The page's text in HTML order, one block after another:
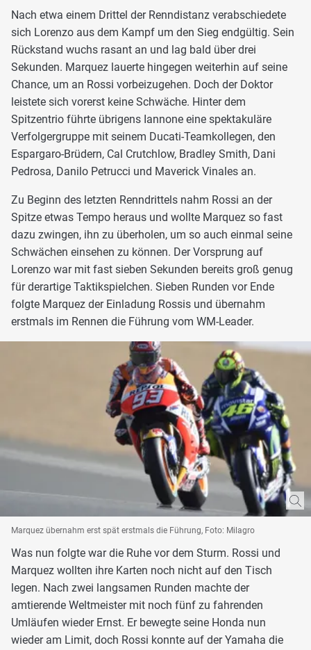
Nach etwa einem Drittel der Renndistanz verabschiedete
sich Lorenzo aus dem Kampf um den Sieg endgültig. Sein
Rückstand wuchs rasant an und lag bald über drei
Sekunden. Marquez lauerte hingegen weiterhin auf seine
Chance, um an Rossi vorbeizugehen. Doch der Doktor
leistete sich vorerst keine Schwäche. Hinter dem
Spitzentrio führte übrigens Iannone eine spektakuläre
Verfolgergruppe mit seinem Ducati-Teamkollegen, den
Espargaro-Brüdern, Cal Crutchlow, Bradley Smith, Dani
Pedrosa, Danilo Petrucci und Maverick Vinales an.
Zu Beginn des letzten Renndrittels nahm Rossi an der
Spitze etwas Tempo heraus und wollte Marquez so fast
dazu zwingen, ihn zu überholen, um so auch einmal seine
Schwächen einsehen zu können. Der Vorsprung auf
Lorenzo war mit fast sieben Sekunden bereits groß genug
für derartige Taktikspielchen. Sieben Runden vor Ende
folgte Marquez der Einladung Rossis und übernahm
erstmals im Rennen die Führung vom WM-Leader.
Marquez übernahm erst spät erstmals die Führung, Foto: Milagro
Was nun folgte war die Ruhe vor dem Sturm. Rossi und
Marquez wollten ihre Karten noch nicht auf den Tisch
legen. Nach zwei langsamen Runden machte der
amtierende Weltmeister mit noch fünf zu fahrenden
Umläufen wieder Ernst. Er bewegte seine Honda nun
wieder am Limit, doch Rossi konnte auf der Yamaha die